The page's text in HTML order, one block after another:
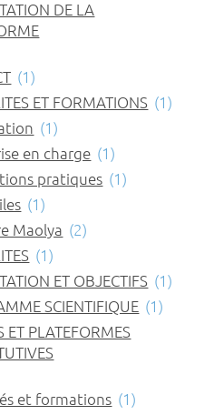
DE LA
(1)
ET FORMATIONS (1)
(1)
en charge (1)
pratiques (1)
(1)
Maolya (2)
(1)
ET OBJECTIFS (1)
SCIENTIFIQUE (1)
ET PLATEFORMES
et formations (1)